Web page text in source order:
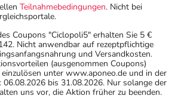
Teilnahmebedingungen. Nicht bei
Coupons "Ciclopoli5" erhalten Sie 5 €
Nicht anwendbar auf rezeptpflichtige
und Versandkosten.
(ausgenommen Coupons)
unter www.aponeo.de und in der
bis 31.08.2026. Nur solange der
uns vor, die Aktion früher zu beenden.